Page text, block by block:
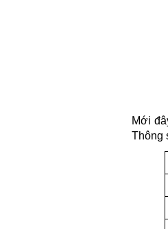
Mới
Thông